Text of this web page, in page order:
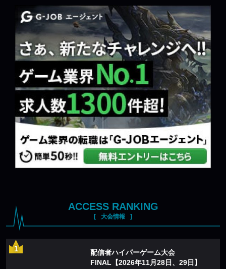
ACCESS RANKING
大会情報
配信者ハイパーゲーム大会
FINAL【2026年11月28日、29日】